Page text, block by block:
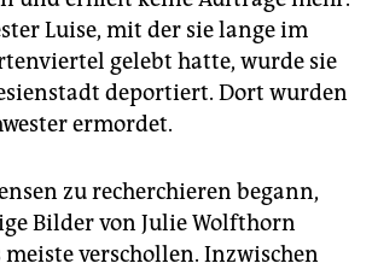
Luise, mit der sie lange im
gelebt hatte, wurde sie
deportiert. Dort wurden
ermordet.
zu recherchieren begann,
Bilder von Julie Wolf­thorn
verschollen. Inzwischen